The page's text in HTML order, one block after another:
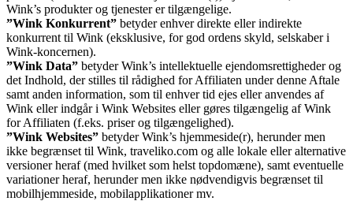
Wink’s produkter og tjenester er tilgængelige.
”Wink Konkurrent” betyder enhver direkte eller indirekte
konkurrent til Wink (eksklusive, for god ordens skyld, selskaber i
Wink-koncernen).
”Wink Data” betyder Wink’s intellektuelle ejendomsrettigheder og
det Indhold, der stilles til rådighed for Affiliaten under denne Aftale
samt anden information, som til enhver tid ejes eller anvendes af
Wink eller indgår i Wink Websites eller gøres tilgængelig af Wink
for Affiliaten (f.eks. priser og tilgængelighed).
”Wink Websites” betyder Wink’s hjemmeside(r), herunder men
ikke begrænset til Wink, traveliko.com og alle lokale eller alternative
versioner heraf (med hvilket som helst topdomæne), samt eventuelle
variationer heraf, herunder men ikke nødvendigvis begrænset til
mobilhjemmeside, mobilapplikationer mv.